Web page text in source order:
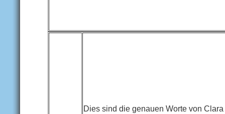
Dies sind die genauen Worte von